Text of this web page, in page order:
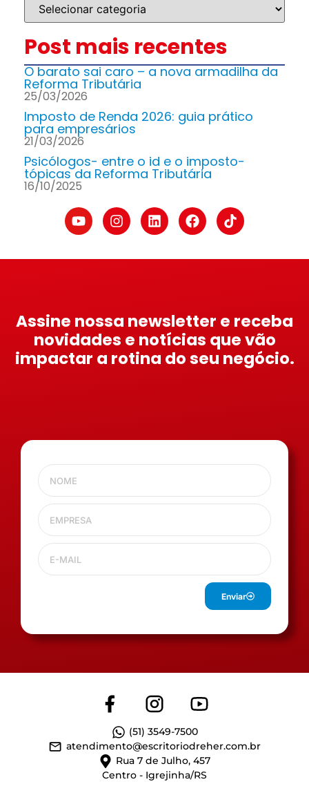
Post mais recentes
O barato sai caro – a nova armadilha da
Reforma Tributária
25/03/2026
Imposto de Renda 2026: guia prático
para empresários
21/03/2026
Psicólogos- entre o id e o imposto-
tópicas da Reforma Tributária
16/10/2025
Assine nossa newsletter e receba
novidades e notícias que vão
impactar a rotina do seu negócio.
Enviar
(51) 3549-7500
atendimento@escritoriodreher.com.br
Rua 7 de Julho, 457
Centro - Igrejinha/RS